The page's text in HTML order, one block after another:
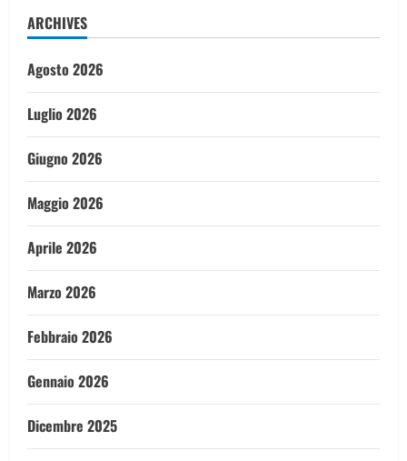
ARCHIVES
Agosto 2026
Luglio 2026
Giugno 2026
Maggio 2026
Aprile 2026
Marzo 2026
Febbraio 2026
Gennaio 2026
Dicembre 2025